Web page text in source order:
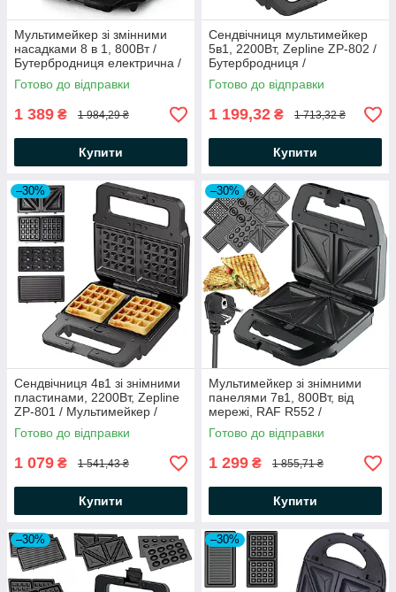
Мультимейкер зі змінними
насадками 8 в 1, 800Вт /
Бутербродниця електрична /
Вафельниця /
Електровафельниця
Готово до відправки
1 389 ₴ 1 984,29 ₴
Купити
Сендвічниця мультимейкер
5в1, 2200Вт, Zepline ZP-802 /
Бутербродниця /
Вафельниця / Електрогриль
Готово до відправки
1 199,32 ₴ 1 713,32 ₴
Купити
–30%
Сендвічниця 4в1 зі знімними
пластинами, 2200Вт, Zepline
ZP-801 / Мультимейкер /
Вафельниця / Електрогриль
Готово до відправки
1 079 ₴ 1 541,43 ₴
Купити
–30%
Мультимейкер зі знімними
панелями 7в1, 800Вт, від
мережі, RAF R552 /
Бутербродниця електрична /
Сендвічниця
Готово до відправки
1 299 ₴ 1 855,71 ₴
Купити
–30% –30%